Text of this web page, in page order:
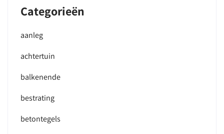
Categorieën
aanleg
achtertuin
balkenende
bestrating
betontegels